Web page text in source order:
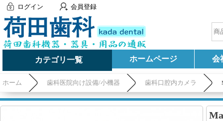
ログイン 会員登録
カテゴリ一覧 ホームページ 会
ホーム 歯科医院向け設備/小機器 歯科口腔内カメラ